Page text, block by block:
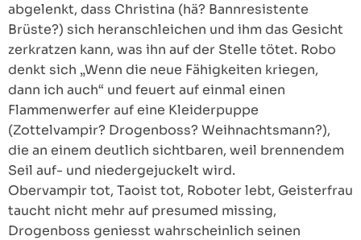
abgelenkt, dass Christina (hä? Bannresistente
Brüste?) sich heranschleichen und ihm das Gesicht
zerkratzen kann, was ihn auf der Stelle tötet. Robo
denkt sich „Wenn die neue Fähigkeiten kriegen,
dann ich auch“ und feuert auf einmal einen
Flammenwerfer auf eine Kleiderpuppe
(Zottelvampir? Drogenboss? Weihnachtsmann?),
die an einem deutlich sichtbaren, weil brennendem
Seil auf- und niedergejuckelt wird.
Obervampir tot, Taoist tot, Roboter lebt, Geisterfrau
taucht nicht mehr auf presumed missing,
Drogenboss geniesst wahrscheinlich seinen